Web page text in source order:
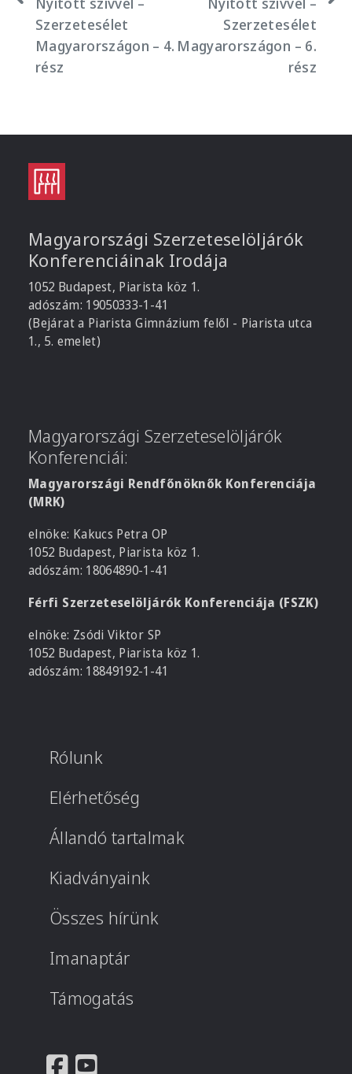
Szerzetesélet
Magyarországon – 4.
rész
Szerzetesélet
Magyarországon – 6.
rész
Magyarországi Szerzeteselöljárók
Konferenciáinak Irodája
1052 Budapest, Piarista köz 1.
adószám: 19050333-1-41
(Bejárat a Piarista Gimnázium felől - Piarista utca
1., 5. emelet)
Magyarországi Szerzeteselöljárók
Konferenciái:
Magyarországi Rendfőnöknők Konferenciája
(MRK)
elnöke: Kakucs Petra OP
1052 Budapest, Piarista köz 1.
adószám: 18064890-1-41
Férfi Szerzeteselöljárók Konferenciája (FSZK)
elnöke: Zsódi Viktor SP
1052 Budapest, Piarista köz 1.
adószám: 18849192-1-41
Rólunk
Elérhetőség
Állandó tartalmak
Kiadványaink
Összes hírünk
Imanaptár
Támogatás